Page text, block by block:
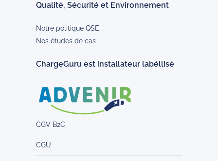
Qualité, Sécurité et Environnement
Notre politique QSE
Nos études de cas
ChargeGuru est installateur labéllisé
CGV B2C
CGU